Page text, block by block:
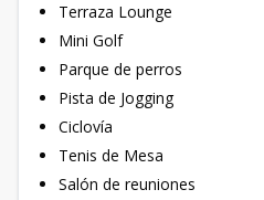
Terraza Lounge
Mini Golf
Parque de perros
Pista de Jogging
Ciclovía
Tenis de Mesa
Salón de reuniones